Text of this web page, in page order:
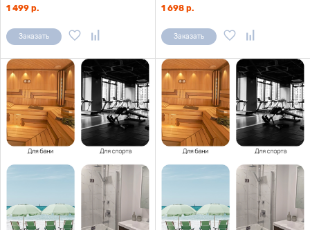
1 499 р.
Заказать
1 698 р.
Заказать